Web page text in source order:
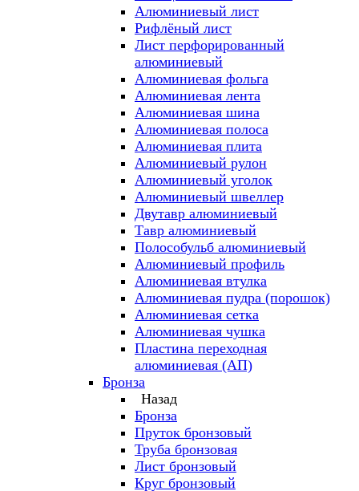
Алюминиевый лист
Рифлёный лист
Лист перфорированный
алюминиевый
Алюминиевая фольга
Алюминиевая лента
Алюминиевая шина
Алюминиевая полоса
Алюминиевая плита
Алюминиевый рулон
Алюминиевый уголок
Алюминиевый швеллер
Двутавр алюминиевый
Тавр алюминиевый
Полособульб алюминиевый
Алюминиевый профиль
Алюминиевая втулка
Алюминиевая пудра (порошок)
Алюминиевая сетка
Алюминиевая чушка
Пластина переходная
алюминиевая (АП)
Бронза
Назад
Бронза
Пруток бронзовый
Труба бронзовая
Лист бронзовый
Круг бронзовый